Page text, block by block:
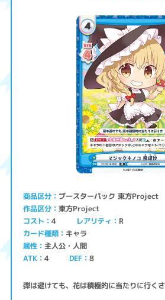
商品区分 ブースターパック 東方Project
作品区分 東方Project
コスト 4 レアリティ R
カード種類 キャラ
属性 主人公・人間
ATK 4 DEF 8
弾は避けても、花は積極的に当たりに行くさ